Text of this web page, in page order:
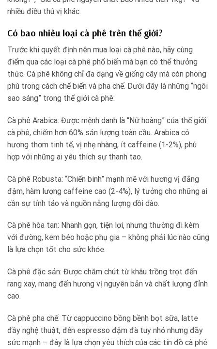
nhiều điều thú vị khác.
Có bao nhiêu loại cà phê trên thế giới?
Trước khi quyết định nên mua loại cà phê nào, hãy cùng
điểm qua các loại cà phê phổ biến mà bạn có thể thưởng
thức. Cà phê không chỉ đa dạng về giống cây mà còn phong
phú trong cách chế biến và pha chế. Dưới đây là những “ngôi
sao sáng” trong thế giới cà phê:
Cà phê Arabica: Được mệnh danh là “Nữ hoàng” của thế giới
cà phê, chiếm hơn 60% sản lượng toàn cầu. Arabica có
hương thơm tinh tế, vị nhẹ nhàng, ít caffeine (1-2%), phù
hợp với những ai yêu thích sự thanh tao.
Cà phê Robusta: “Chiến binh” mạnh mẽ với hương vị đắng
đậm, hàm lượng caffeine cao (2-4%), lý tưởng cho những ai
cần sự tỉnh táo và nguồn năng lượng dồi dào.
Cà phê hòa tan: Nhanh gọn, tiện lợi, nhưng thường đi kèm
với đường, kem béo hoặc phụ gia – không phải lúc nào cũng
là lựa chọn tốt cho sức khỏe.
Cà phê đặc sản: Được chăm chút từ khâu trồng trọt đến
rang xay, mang đến hương vị nguyên bản và chất lượng đỉnh
cao.
Cà phê pha chế: Từ cappuccino bồng bềnh bọt sữa, latte
đầy nghệ thuật, đến espresso đậm đà tuy nhỏ nhưng đầy
sức mạnh – đây là lựa chọn yêu thích của các tín đồ cà phê